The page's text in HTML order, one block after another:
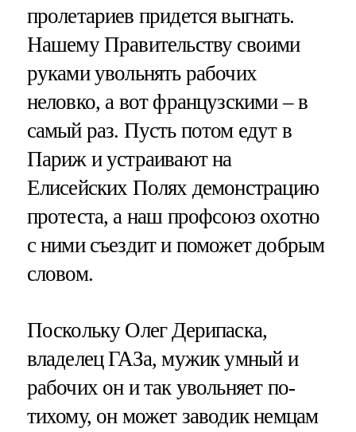
пролетариев придется выгнать.
Нашему Правительству своими
руками увольнять рабочих
неловко, а вот французскими – в
самый раз. Пусть потом едут в
Париж и устраивают на
Елисейских Полях демонстрацию
протеста, а наш профсоюз охотно
с ними съездит и поможет добрым
словом.
Поскольку Олег Дерипаска,
владелец ГАЗа, мужик умный и
рабочих он и так увольняет по-
тихому, он может заводик немцам